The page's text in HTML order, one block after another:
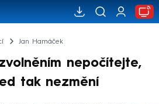
Jan Hamáček
nepočítejte,
tak nezmění